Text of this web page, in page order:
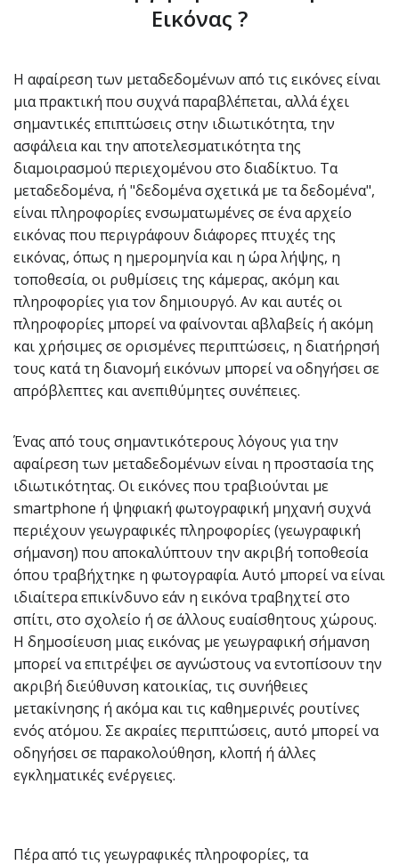
Εικόνας ?
Η αφαίρεση των μεταδεδομένων από τις εικόνες είναι
μια πρακτική που συχνά παραβλέπεται, αλλά έχει
σημαντικές επιπτώσεις στην ιδιωτικότητα, την
ασφάλεια και την αποτελεσματικότητα της
διαμοιρασμού περιεχομένου στο διαδίκτυο. Τα
μεταδεδομένα, ή "δεδομένα σχετικά με τα δεδομένα",
είναι πληροφορίες ενσωματωμένες σε ένα αρχείο
εικόνας που περιγράφουν διάφορες πτυχές της
εικόνας, όπως η ημερομηνία και η ώρα λήψης, η
τοποθεσία, οι ρυθμίσεις της κάμερας, ακόμη και
πληροφορίες για τον δημιουργό. Αν και αυτές οι
πληροφορίες μπορεί να φαίνονται αβλαβείς ή ακόμη
και χρήσιμες σε ορισμένες περιπτώσεις, η διατήρησή
τους κατά τη διανομή εικόνων μπορεί να οδηγήσει σε
απρόβλεπτες και ανεπιθύμητες συνέπειες.
Ένας από τους σημαντικότερους λόγους για την
αφαίρεση των μεταδεδομένων είναι η προστασία της
ιδιωτικότητας. Οι εικόνες που τραβιούνται με
smartphone ή ψηφιακή φωτογραφική μηχανή συχνά
περιέχουν γεωγραφικές πληροφορίες (γεωγραφική
σήμανση) που αποκαλύπτουν την ακριβή τοποθεσία
όπου τραβήχτηκε η φωτογραφία. Αυτό μπορεί να είναι
ιδιαίτερα επικίνδυνο εάν η εικόνα τραβηχτεί στο
σπίτι, στο σχολείο ή σε άλλους ευαίσθητους χώρους.
Η δημοσίευση μιας εικόνας με γεωγραφική σήμανση
μπορεί να επιτρέψει σε αγνώστους να εντοπίσουν την
ακριβή διεύθυνση κατοικίας, τις συνήθειες
μετακίνησης ή ακόμα και τις καθημερινές ρουτίνες
ενός ατόμου. Σε ακραίες περιπτώσεις, αυτό μπορεί να
οδηγήσει σε παρακολούθηση, κλοπή ή άλλες
εγκληματικές ενέργειες.
Πέρα από τις γεωγραφικές πληροφορίες, τα